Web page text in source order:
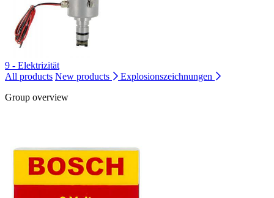
9 - Elektrizität
All products New products
Explosionszeichnungen
Group overview